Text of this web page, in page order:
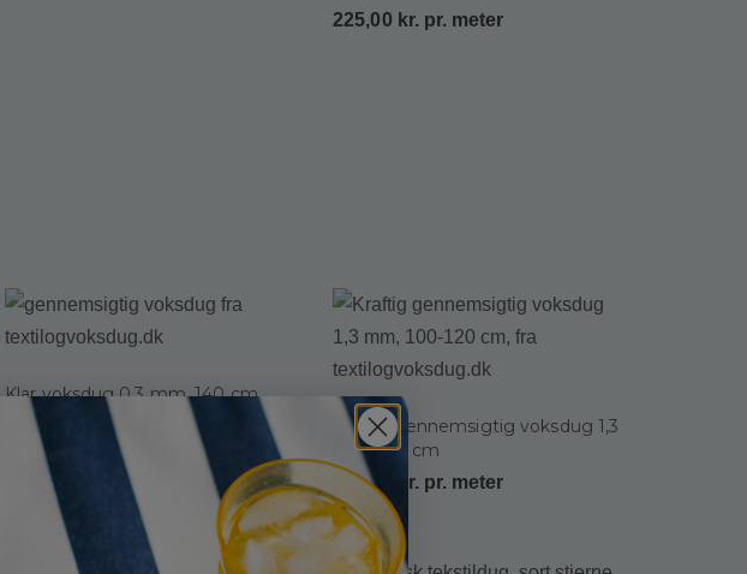
225,00 kr. pr. meter
Klar voksdug 0,3 mm, 140 cm,
64,00 pr. meter
Kraftig gennemsigtig voksdug 1,3
mm, 120 cm
275,00 kr. pr. meter